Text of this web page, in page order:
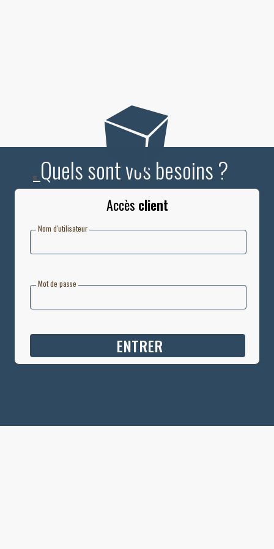
_Quels sont vos besoins ?
Accès client
Nom d'utilisateur
Mot de passe
ENTRER